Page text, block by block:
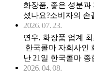
화장품, 좋은 성분과
셨나요?소비자의 손
2026. 07. 23.
연우, 화장품 업계
한국콜마 자회사인
난 21일 한국콜마 종
2026. 04. 08.